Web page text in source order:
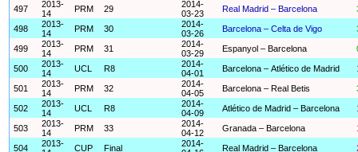
497
2013-
14
PRM 29
2014-
03-23
Real Madrid – Barcelona
498
2013-
14
PRM 30
2014-
03-26
Barcelona – Celta de Vigo
499
2013-
14
PRM 31
2014-
03-29
Espanyol – Barcelona
500
2013-
14
UCL R8
2014-
04-01
Barcelona – Atlético de Madrid
501
2013-
14
PRM 32
2014-
04-05
Barcelona – Real Betis
502
2013-
14
UCL R8
2014-
04-09
Atlético de Madrid – Barcelona
503
2013-
14
PRM 33
2014-
04-12
Granada – Barcelona
504
2013-
CUP Final
2014-
Real Madrid – Barcelona